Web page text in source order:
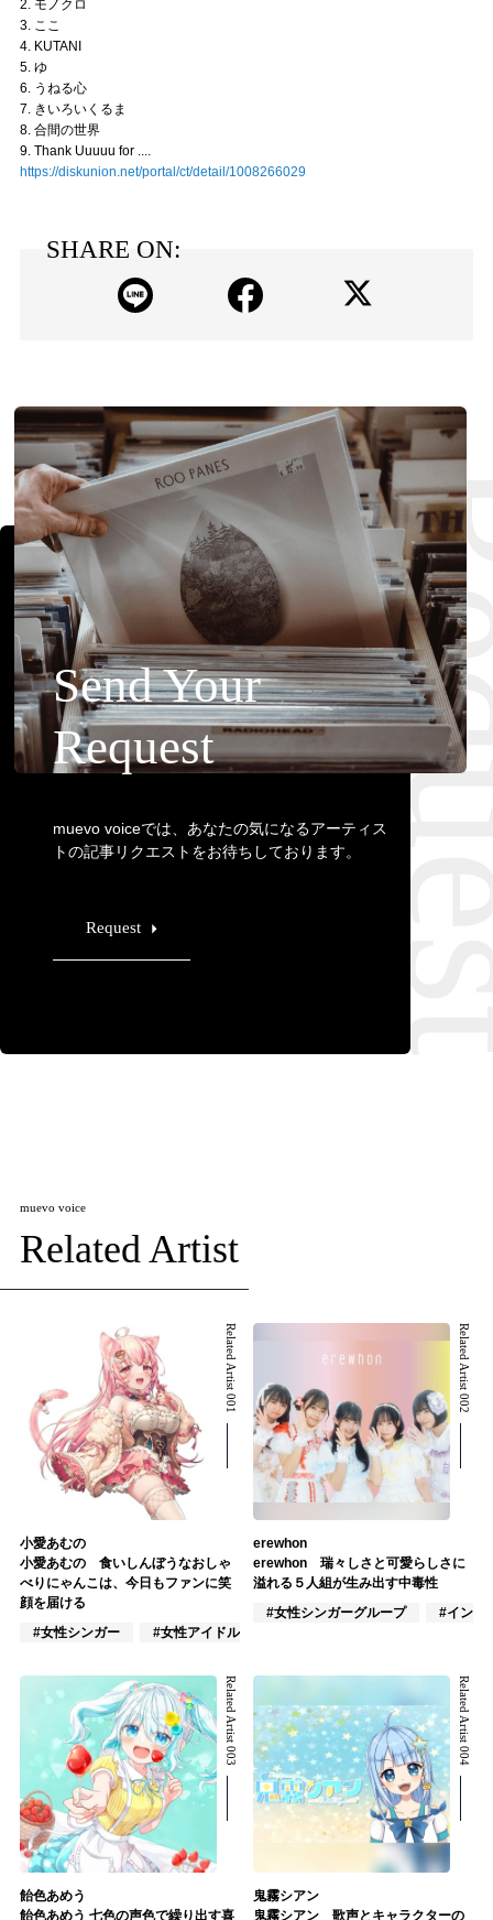
2. モノクロ
3. ここ
4. KUTANI
5. ゆ
6. うねる心
7. きいろいくるま
8. 合間の世界
9. Thank Uuuuu for ....
https://diskunion.net/portal/ct/detail/1008266029
SHARE ON:
Send Your
Request
muevo voiceでは、あなたの気になるアーティス
トの記事リクエストをお待ちしております。
Request
muevo voice
Related Artist
Related Artist 001
小愛あむの
小愛あむの 食いしんぼうなおしゃ
べりにゃんこは、今日もファンに笑
顔を届ける
#女性シンガー
#女性アイドル
Related Artist 002
erewhon
erewhon 瑞々しさと可愛らしさに
溢れる５人組が生み出す中毒性
#女性シンガーグループ
#インデ
Related Artist 003
飴色あめう
飴色あめう 七色の声色で繰り出す喜
Related Artist 004
鬼霧シアン
鬼霧シアン 歌声とキャラクターの